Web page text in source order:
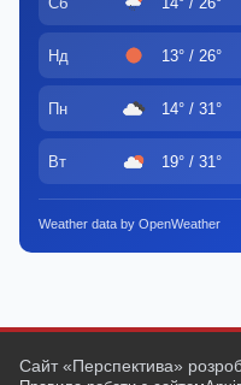
Нд 13° / 26°
Пн 14° / 31°
Вт 19° / 31°
Weather data by OpenWeather
Сайт «Перспектива»